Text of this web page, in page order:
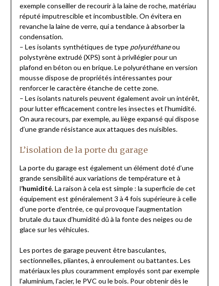
exemple conseiller de recourir à la laine de roche, matériau
réputé imputrescible et incombustible. On évitera en
revanche la laine de verre, qui a tendance à absorber la
condensation.
– Les isolants synthétiques de type polyuréthaneou
polystyrène extrudé (XPS) sont à privilégier pour un
plafond en béton ou en brique. Le polyuréthane en version
mousse dispose de propriétés intéressantes pour
renforcer le caractère étanche de cette zone.
– Les isolants naturels peuvent également avoir un intérêt,
pour lutter efficacement contre les insectes et l’humidité.
On aura recours, par exemple, au liège expansé qui dispose
d’une grande résistance aux attaques des nuisibles.
L’isolation de la porte du garage
La porte du garage est également un élément doté d’une
grande sensibilité aux variations de température et à
l’humidité. La raison à cela est simple : la superficie de cet
équipement est généralement 3 à 4 fois supérieure à celle
d’une porte d’entrée, ce qui provoque l’augmentation
brutale du taux d’humidité dû à la fonte des neiges ou de
glace sur les véhicules.
Les portes de garage peuvent être basculantes,
sectionnelles, pliantes, à enroulement ou battantes. Les
matériaux les plus couramment employés sont par exemple
l’aluminium, l’acier, le PVC ou le bois. Pour obtenir dès le